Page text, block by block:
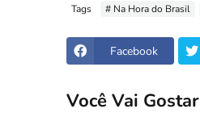
Tags # Na Hora do Brasil
Facebook
Você Vai Gostar